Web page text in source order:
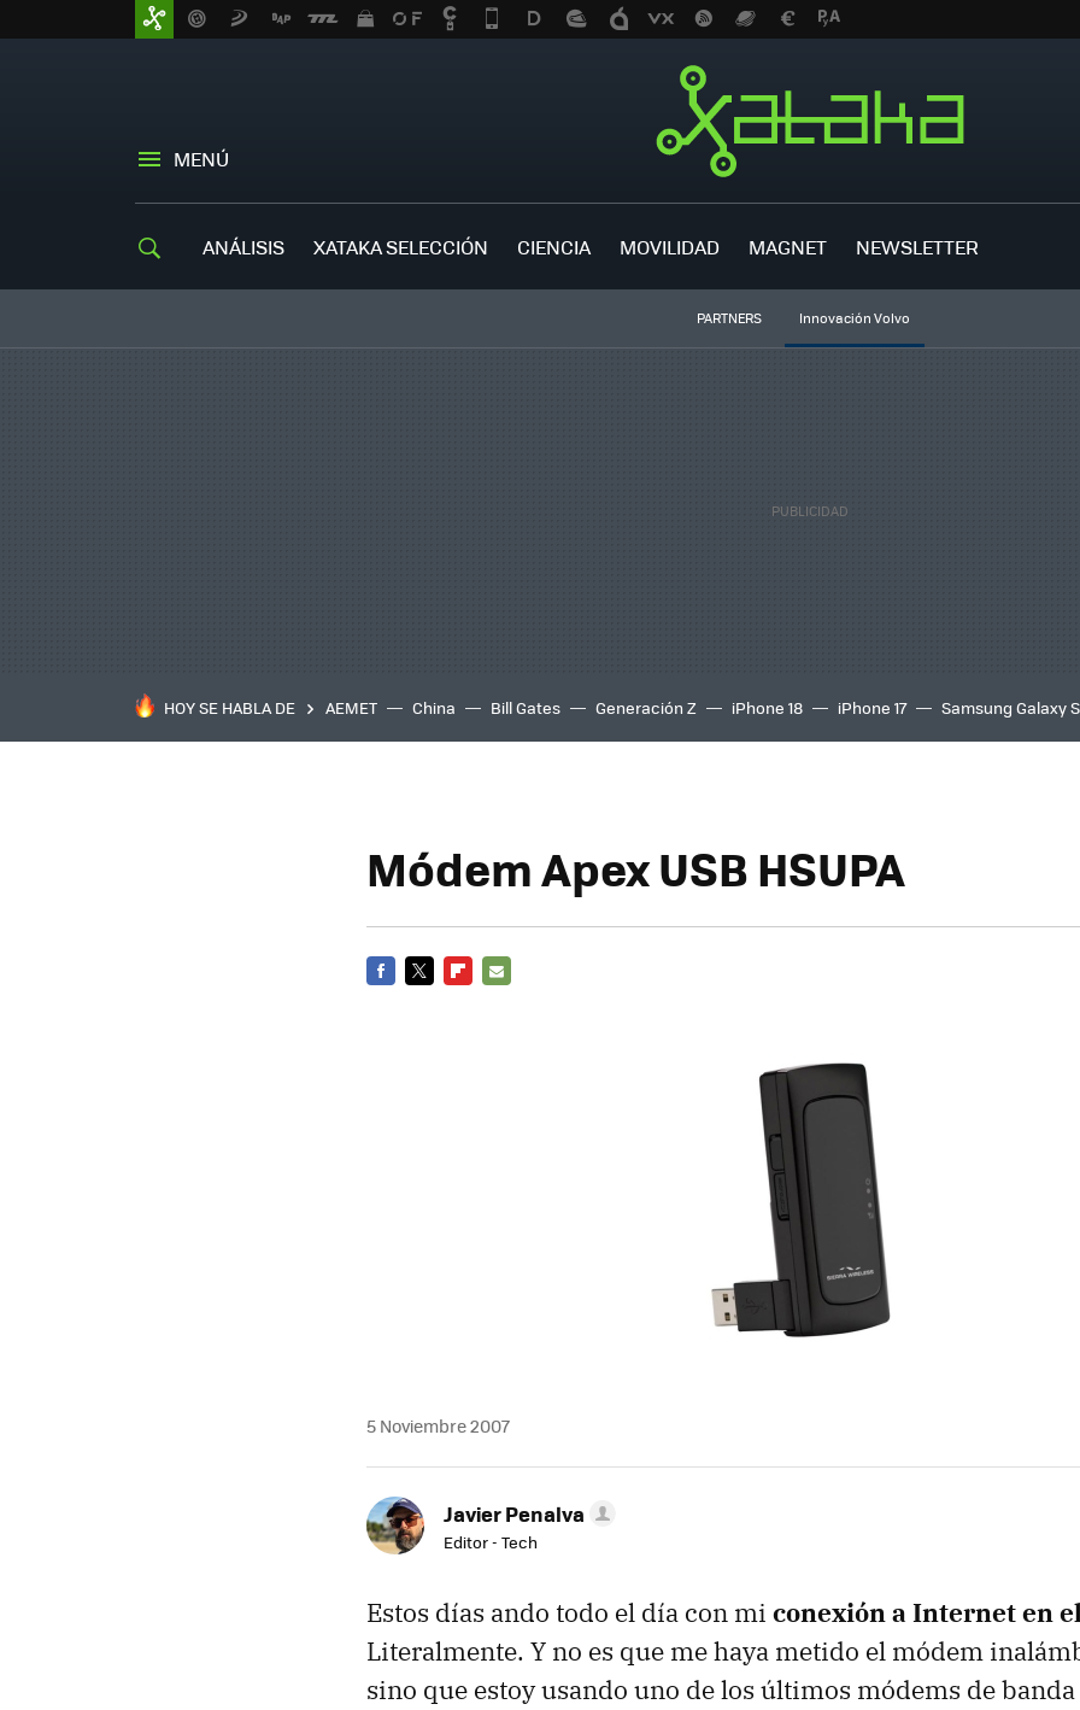
MENÚ
ANÁLISIS XATAKA SELECCIÓN CIENCIA MOVILIDAD MAGNET NEWSLETTER
PARTNERS Innovación Volvo
HOY SE HABLA DE AEMET China Bill Gates Generación Z iPhone 18 iPhone 17 Samsung Galaxy
Módem Apex USB HSUPA
5 Noviembre 2007
Javier Penalva
Editor - Tech
Estos días ando todo el día con mi conexión a Internet en
Literalmente. Y no es que me haya metido el módem
sino que estoy usando uno de los últimos módems de